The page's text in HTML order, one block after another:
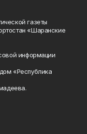
газеты
«Шаранские
информации
«Республика